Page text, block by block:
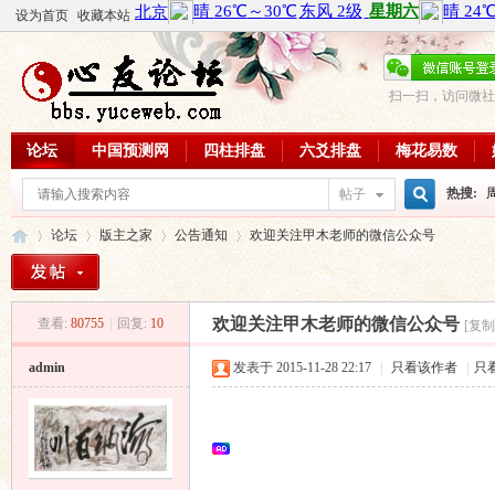
设为首页 收藏本站
扫一扫，访问微
论坛 中国预测网 四柱排盘 六爻排盘 梅花易数
帖子
搜
索
热搜:
周易教
每日一
论坛
›
版主之家
›
公告通知
›
欢迎关注甲木老师的微信公众号
查看: 80755 回复: 10 欢迎关注甲木老师的微信公众号 [复
admin 发表于 2015-11-28 22:17 只看该作者 只